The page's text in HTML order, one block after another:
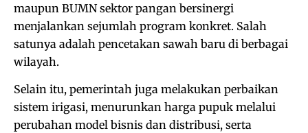
maupun BUMN sektor pangan bersinergi
menjalankan sejumlah program konkret. Salah
satunya adalah pencetakan sawah baru di berbagai
wilayah.
Selain itu, pemerintah juga melakukan perbaikan
sistem irigasi, menurunkan harga pupuk melalui
perubahan model bisnis dan distribusi, serta